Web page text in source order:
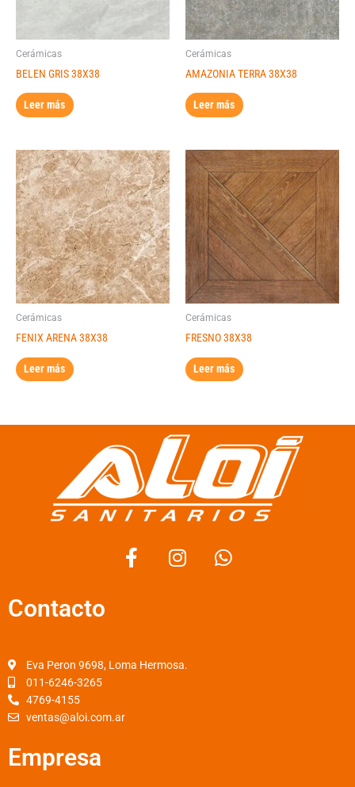
Cerámicas
BELEN GRIS 38X38
Leer más
Cerámicas
AMAZONIA TERRA 38X38
Leer más
Cerámicas
FENIX ARENA 38X38
Leer más
Cerámicas
FRESNO 38X38
Leer más
F
a
o
I
n
r
W
h
Contacto
Eva Peron 9698, Loma Hermosa.
011-6246-3265
4769-4155
ventas@aloi.com.ar
Empresa